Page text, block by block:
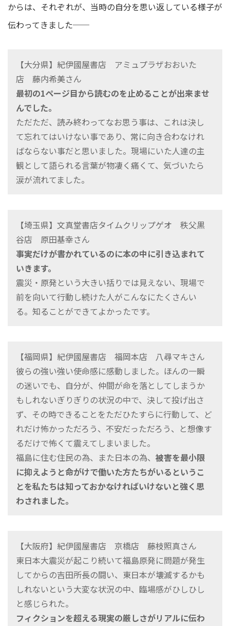
からは、それぞれが、当時の自分を思い返している様子が
伝わってきました──
【大分県】紀伊國屋書店 アミュプラザおおいた
店 藤内希美さん
最初の1ページ目から読むのを止めることが出来ませ
んでした。
ただただ、読み終わってなお思う事は、これは決し
て忘れてはいけない事であり、常に向き合わなけれ
ばならない事だと思いました。現場にいた人達の主
観として語られる言葉が物凄く痛くて、気づいたら
涙が流れてました。
【埼玉県】文真堂書店タイムクリップゲオ 秩父黒
谷店 原田基幸さん
事実だけが書かれているのに本の中に引き込まれて
いきます。
震災・原発という大きい括りでは見えない、現場で
前を向いて行動し続けた人がこんなにたくさんい
る。知ることができてよかったです。
【福岡県】紀伊國屋書店 福岡本店 八尋マキさん
彼らの強い強い使命感に感動しました。ほんの一瞬
の迷いでも、自分が、仲間が命を落としてしまうか
もしれないぎりぎりの状況の中で、決して投げ出さ
ず、その時できることをただひたすらに行動して、ど
れだけ怖かっただろう、不安だっただろう、と想像す
るだけで怖くて震えてしまいました。
福島に住む住民の為、また日本の為、 被害を最小限
に抑えようと命がけで働いた方たちがいるというこ
とを私たちは知っておかなければいけないと強く思
わされました。
【大阪府】紀伊國屋書店 京橋店 藤枝照真さん
東日本大震災が起こり続いて福島原発に問題が発生
してからの吉田所長の闘い、東日本が壊滅するかも
しれないという大変な状況の中、臨場感がひしひし
と感じられた。
フィクションを超える現実の厳しさがリアルに伝わ